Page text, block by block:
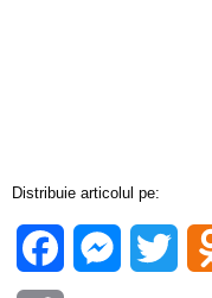
Distribuie articolul pe:
Facebook